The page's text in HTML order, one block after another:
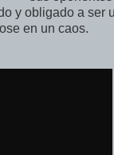
y obligado a ser
en un caos.